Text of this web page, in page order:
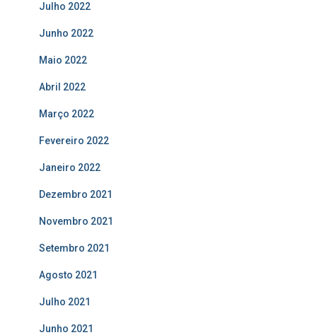
Julho 2022
Junho 2022
Maio 2022
Abril 2022
Março 2022
Fevereiro 2022
Janeiro 2022
Dezembro 2021
Novembro 2021
Setembro 2021
Agosto 2021
Julho 2021
Junho 2021